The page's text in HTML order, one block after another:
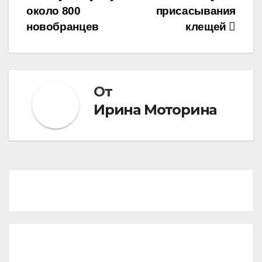
присасывания
клещей
около 800
новобранцев
От
Ирина Моторина